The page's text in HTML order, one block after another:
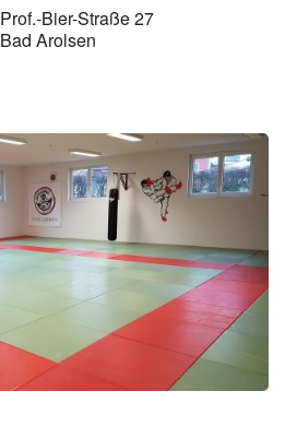
Prof.-Bier-Straße 27
Bad Arolsen